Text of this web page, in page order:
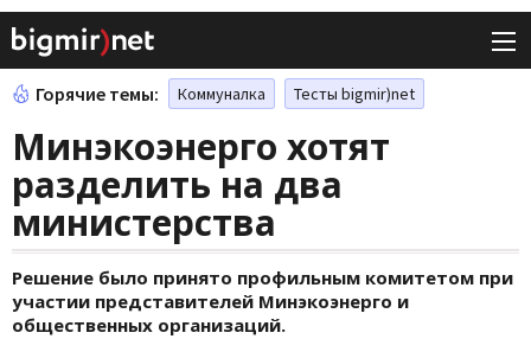
Горячие темы: Коммуналка Тесты bigmir)net
Минэкоэнерго хотят
разделить на два
министерства
Решение было принято профильным комитетом при
участии представителей Минэкоэнерго и
общественных организаций.